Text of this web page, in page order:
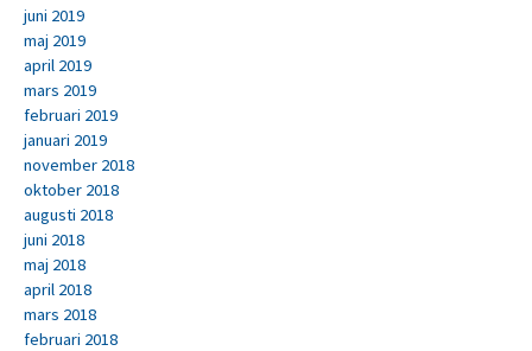
juni 2019
maj 2019
april 2019
mars 2019
februari 2019
januari 2019
november 2018
oktober 2018
augusti 2018
juni 2018
maj 2018
april 2018
mars 2018
februari 2018